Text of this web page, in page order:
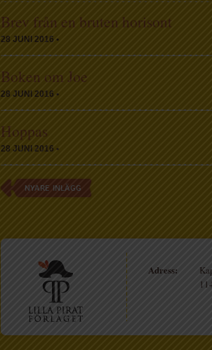
Brev från en bruten horisont
28 JUNI 2016 •
Boken om Joe
28 JUNI 2016 •
Hoppas
28 JUNI 2016 •
NYARE INLÄGG
Adress: